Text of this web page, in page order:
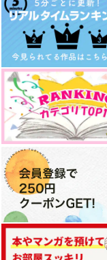
作品詳細
がんばれ！！利吉先
生！
2℃
787円（税込）
出来ないものは仕方な
い！
ひとつぶ。
専売 660円（税込）
名探偵コナン
オールキャラ×女夢主
サンプル
カート